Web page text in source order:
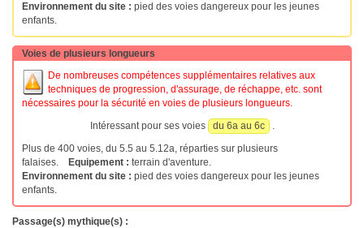
Environnement du site : pied des voies dangereux pour les jeunes
enfants.
Voies de plusieurs longueurs
De nombreuses compétences supplémentaires relatives aux
techniques de progression, d'assurage, de réchappe, etc. sont
nécessaires pour la sécurité en voies de plusieurs longueurs.
Intéressant pour ses voies
du 6a au 6c
.
Plus de 400 voies, du 5.5 au 5.12a, réparties sur plusieurs
falaises.
Equipement : terrain d'aventure.
Environnement du site : pied des voies dangereux pour les jeunes
enfants.
Passage(s) mythique(s) :